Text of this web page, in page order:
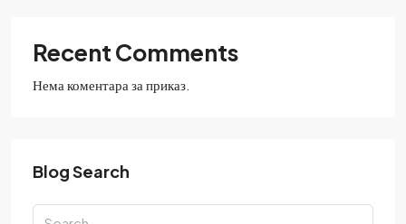
Recent Comments
Нема коментара за приказ.
Blog Search